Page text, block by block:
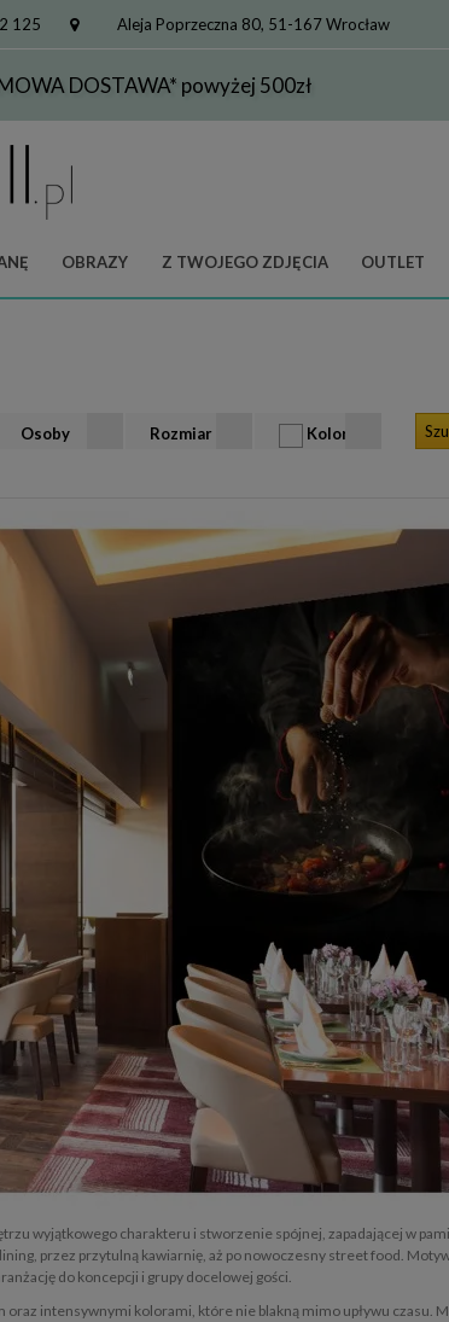
125 Aleja Poprzeczna 80, 51-167 Wrocław
DOSTAWA* powyżej 500zł
OBRAZY Z TWOJEGO ZDJĘCIA OUTLET
Osoby Rozmiar Kolor
wyjątkowego charakteru i stworzenie spójnej, zapadającej w
przez przytulną kawiarnię, aż po nowoczesny street food.
do koncepcji i grupy docelowej gości.
intensywnymi kolorami, które nie blakną mimo upływu czasu.